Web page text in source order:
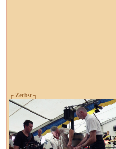
┌ Zerbst ┐